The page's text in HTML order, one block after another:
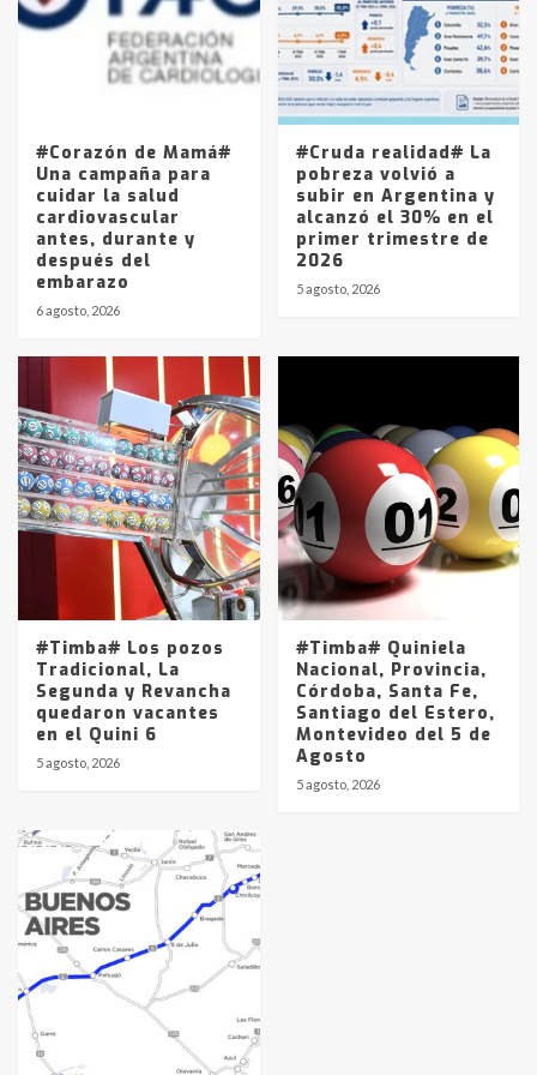
Los precios de los combustibles en
La Pampa, desde YPF hasta Axion
entre 857 a 1338 pesos
#Corazón de Mamá#
Una campaña para
cuidar la salud
cardiovascular
antes, durante y
después del
embarazo
6 agosto, 2026
#Cruda realidad# La
pobreza volvió a
subir en Argentina y
alcanzó el 30% en el
primer trimestre de
2026
5 agosto, 2026
#Timba# Los pozos
Tradicional, La
Segunda y Revancha
quedaron vacantes
en el Quini 6
5 agosto, 2026
#Timba# Quiniela
Nacional, Provincia,
Córdoba, Santa Fe,
Santiago del Estero,
Montevideo del 5 de
Agosto
5 agosto, 2026